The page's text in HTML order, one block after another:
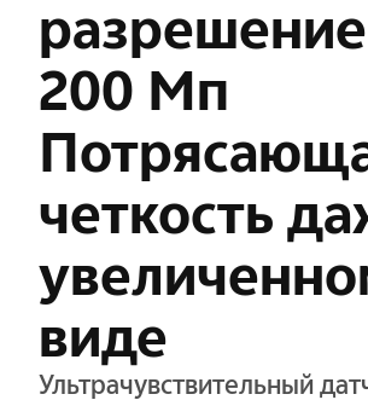
200 Мп
четкость
виде
Ультрачувствительный